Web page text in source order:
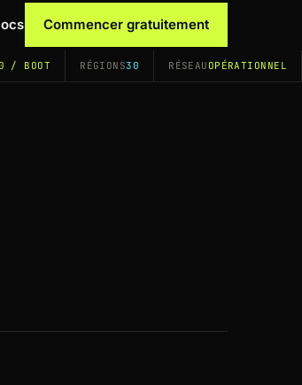
Commencer gratuitement
/ BOOT RÉGIONS30 RÉSEAU OPÉRATIONNEL